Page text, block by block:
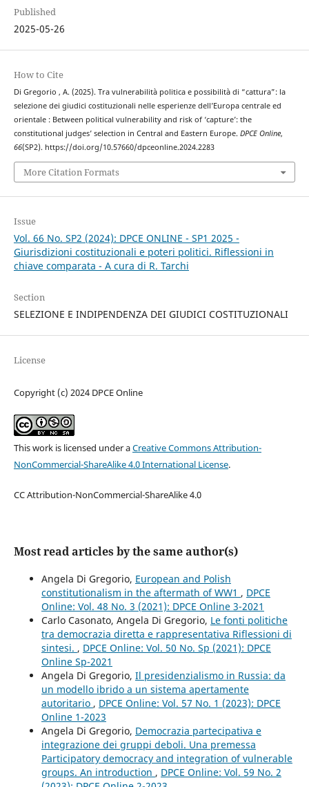
Published
2025-05-26
How to Cite
Di Gregorio , A. (2025). Tra vulnerabilità politica e possibilità di “cattura”: la
selezione dei giudici costituzionali nelle esperienze dell’Europa centrale ed
orientale : Between political vulnerability and risk of ‘capture’: the
constitutional judges’ selection in Central and Eastern Europe. DPCE Online,
66(SP2). https://doi.org/10.57660/dpceonline.2024.2283
More Citation Formats
Issue
Vol. 66 No. SP2 (2024): DPCE ONLINE - SP1 2025 -
Giurisdizioni costituzionali e poteri politici. Riflessioni in
chiave comparata - A cura di R. Tarchi
Section
SELEZIONE E INDIPENDENZA DEI GIUDICI COSTITUZIONALI
License
Copyright (c) 2024 DPCE Online
This work is licensed under aCreative Commons Attribution-
NonCommercial-ShareAlike 4.0 International License.
CC Attribution-NonCommercial-ShareAlike 4.0
Most read articles by the same author(s)
Angela Di Gregorio, European and Polish
constitutionalism in the aftermath of WW1 , DPCE
Online: Vol. 48 No. 3 (2021): DPCE Online 3-2021
Carlo Casonato, Angela Di Gregorio, Le fonti politiche
tra democrazia diretta e rappresentativa Riflessioni di
sintesi. , DPCE Online: Vol. 50 No. Sp (2021): DPCE
Online Sp-2021
Angela Di Gregorio, Il presidenzialismo in Russia: da
un modello ibrido a un sistema apertamente
autoritario , DPCE Online: Vol. 57 No. 1 (2023): DPCE
Online 1-2023
Angela Di Gregorio, Democrazia partecipativa e
integrazione dei gruppi deboli. Una premessa
Participatory democracy and integration of vulnerable
groups. An introduction , DPCE Online: Vol. 59 No. 2